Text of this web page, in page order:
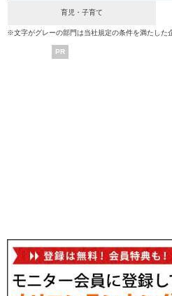
育児・子育て
※文字がグレーの部門は当社規定の条件を満たした
PR